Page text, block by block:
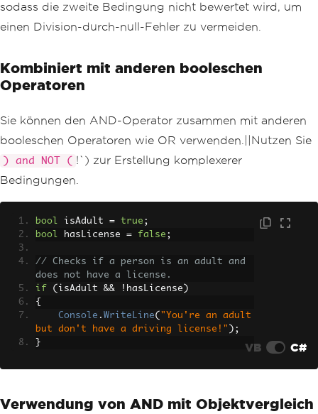
sodass die zweite Bedingung nicht bewertet wird, um
einen Division-durch-null-Fehler zu vermeiden.
Kombiniert mit anderen booleschen
Operatoren
Sie können den AND-Operator zusammen mit anderen
booleschen Operatoren wie OR verwenden.||Nutzen Sie
) and NOT ( !`) zur Erstellung komplexerer
Bedingungen.
bool isAdult = true ;
bool hasLicense = false ;
// Checks if a person is an adult and
does not have a license.
if
( isAdult && ! hasLicense )
{
Console . WriteLine( "You're an adult
but don't have a driving license!" );
}
VB C#
Verwendung von AND mit Objektvergleich